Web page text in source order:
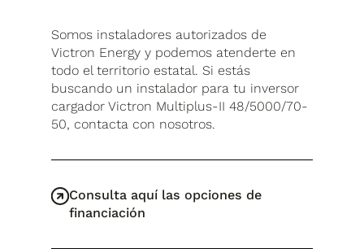
Somos instaladores autorizados de
Victron Energy y podemos atenderte en
todo el territorio estatal. Si estás
buscando un instalador para tu inversor
cargador Victron Multiplus-II 48/5000/70-
50, contacta con nosotros.
Consulta aquí las opciones de
financiación